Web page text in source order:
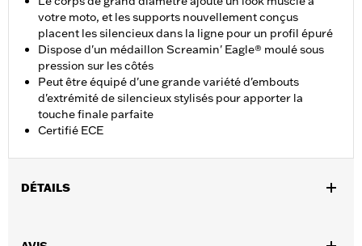
votre moto, et les supports nouvellement conçus
placent les silencieux dans la ligne pour un profil épuré
Dispose d'un médaillon Screamin' Eagle® moulé sous
pression sur les côtés
Peut être équipé d'une grande variété d'embouts
d'extrémité de silencieux stylisés pour apporter la
touche finale parfaite
Certifié ECE
DÉTAILS
Trike. Conçu pour les marchés internationaux qui exigent des